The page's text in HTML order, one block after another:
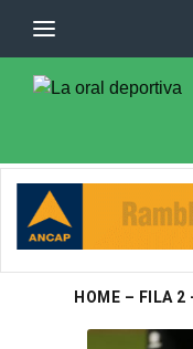
HOME – FILA 2